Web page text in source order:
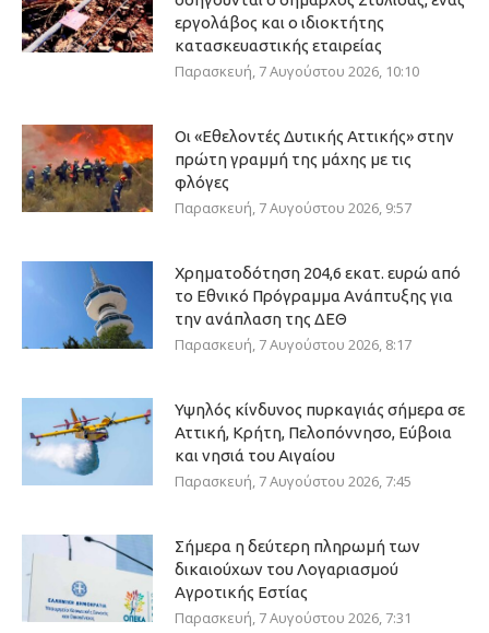
εργολάβος και ο ιδιοκτήτης
κατασκευαστικής εταιρείας
Παρασκευή, 7 Αυγούστου 2026, 10:10
Οι «Εθελοντές Δυτικής Αττικής» στην
πρώτη γραμμή της μάχης με τις
φλόγες
Παρασκευή, 7 Αυγούστου 2026, 9:57
Χρηματοδότηση 204,6 εκατ. ευρώ από
το Εθνικό Πρόγραμμα Ανάπτυξης για
την ανάπλαση της ΔΕΘ
Παρασκευή, 7 Αυγούστου 2026, 8:17
Υψηλός κίνδυνος πυρκαγιάς σήμερα σε
Αττική, Κρήτη, Πελοπόννησο, Εύβοια
και νησιά του Αιγαίου
Παρασκευή, 7 Αυγούστου 2026, 7:45
Σήμερα η δεύτερη πληρωμή των
δικαιούχων του Λογαριασμού
Αγροτικής Εστίας
Παρασκευή, 7 Αυγούστου 2026, 7:31